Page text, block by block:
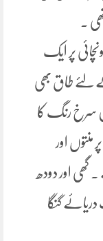
۔
پر ایک
لئے طاق بھی
سرخ رنگ کا
اور
اور دودھ
گنگا